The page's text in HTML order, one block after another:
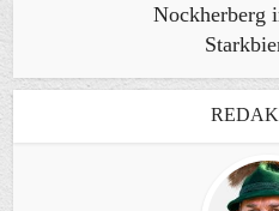
Nockherberg